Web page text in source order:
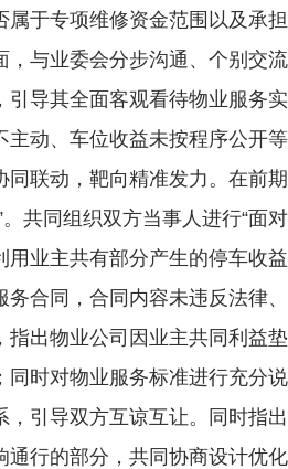
属于专项维修资金范围以及承
，与业委会分步沟通、个别交
引导其全面客观看待物业服务
主动、车位收益未按程序公开
同联动，靶向精准发力。在前
。共同组织双方当事人进行“
用业主共有部分产生的停车收
务合同，合同内容未违反法律
指出物业公司因业主共同利益
同时对物业服务标准进行充分
，引导双方互谅互让。同时指
通行的部分，共同协商设计优